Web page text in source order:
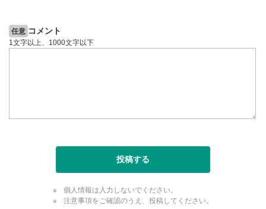
任意 コメント
1文字以上、1000文字以下
投稿する
個人情報は入力しないでください。
注意事項をご確認のうえ、投稿してください。